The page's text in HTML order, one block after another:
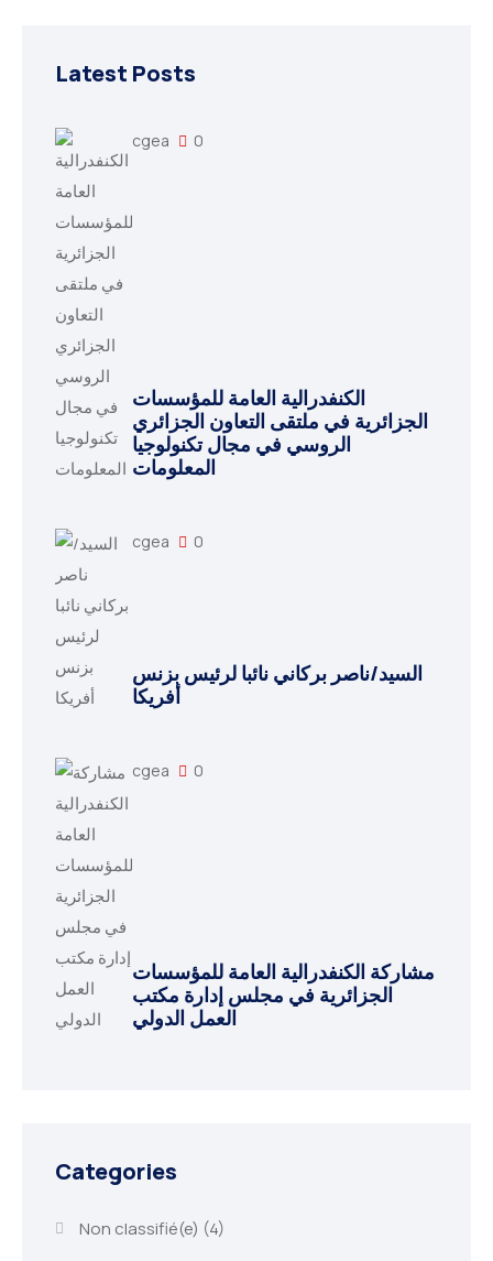
Latest Posts
cgea 0
الكنفدرالية العامة للمؤسسات
الجزائرية في ملتقى التعاون الجزائري
الروسي في مجال تكنولوجيا
المعلومات
cgea 0
السيد/ناصر بركاني نائبا لرئيس بزنس
أفريكا
cgea 0
مشاركة الكنفدرالية العامة للمؤسسات
الجزائرية في مجلس إدارة مكتب
العمل الدولي
Categories
Non classifié(e) (4)